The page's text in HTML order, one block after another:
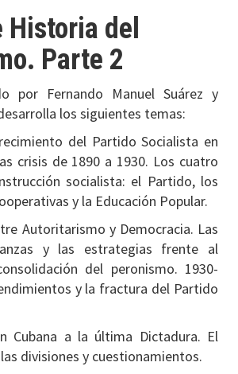
Historia del
Parte 2
por Fernando Manuel Suárez y
los siguientes temas:
del Partido Socialista en
crisis de 1890 a 1930. Los cuatro
socialista: el Partido, los
y la Educación Popular.
Autoritarismo y Democracia. Las
y las estrategias frente al
del peronismo. 1930-
y la fractura del Partido
Cubana a la última Dictadura. El
divisiones y cuestionamientos.